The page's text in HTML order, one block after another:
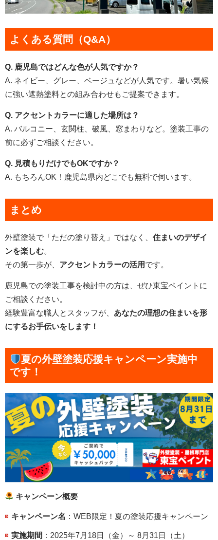
よくある質問（Q&A）
Q. 鹿児島ではどんな色が人気ですか？
A. ネイビー、グレー、ベージュなどが人気です。暑い気候
に強い遮熱塗料との組み合わせもご提案できます。
Q. アクセントカラーに適した場所は？
A. バルコニー、玄関柱、破風、窓まわりなど。塗装工事の
前に必ずご相談ください。
Q. 見積もりだけでもOKですか？
A. もちろんOK！鹿児島県内どこでも無料で伺います。
まとめ
外壁塗装で「ただの塗り替え」ではなく、 住まいのデザイ
ンを楽しむ。
その第一歩が、 アクセントカラーの活用 です。
鹿児島での塗装工事を検討中の方は、ぜひ東宝ペイントに
ご相談ください。
経験豊富な職人とスタッフが、 あなたの理想の住まいを形
にするお手伝いをします！
夏の外壁塗装応援キャンペーン実施中
です！
キャンペーン概要
キャンペーン名 ：WEB限定！夏の塗装応援キャンペーン
実施期間 ：2025年7月18日（金）～ 8月31日（土）